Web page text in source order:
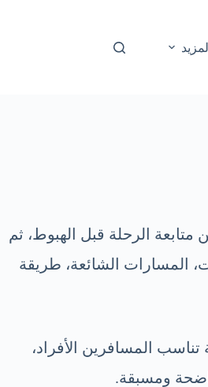
المزيد
الرحلة قبل الهبوط، ثم
المسارات الشائعة، طريقة
المسافرين الأفراد،
ومسبقة.